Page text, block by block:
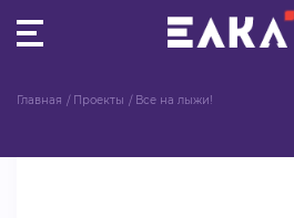
Главная Проекты Все на лыжи!